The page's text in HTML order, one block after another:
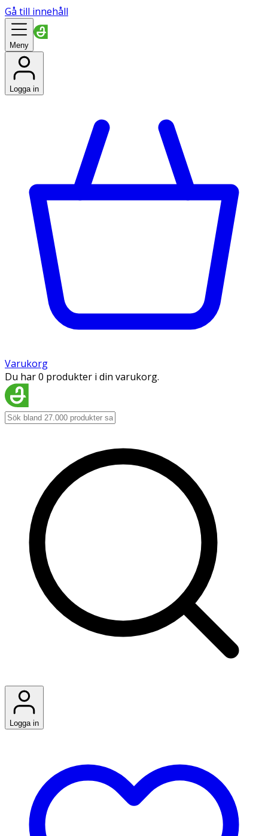
Gå till innehåll
Meny
Logga in
Varukorg
Du har 0 produkter i din varukorg.
Logga in